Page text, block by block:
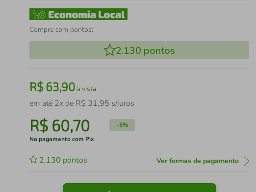
Compre com pontos:
2.130 pontos
R$63,90à vista
em até 2x de R$ 31,95 s/juros
R$ 60,70 -5%
No pagamento com Pix
2.130 pontos Ver formas de pagamento